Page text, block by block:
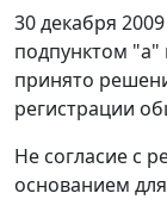
30 декабря
подпунктом "а"
принято
регистрации
Не согласие с
основанием